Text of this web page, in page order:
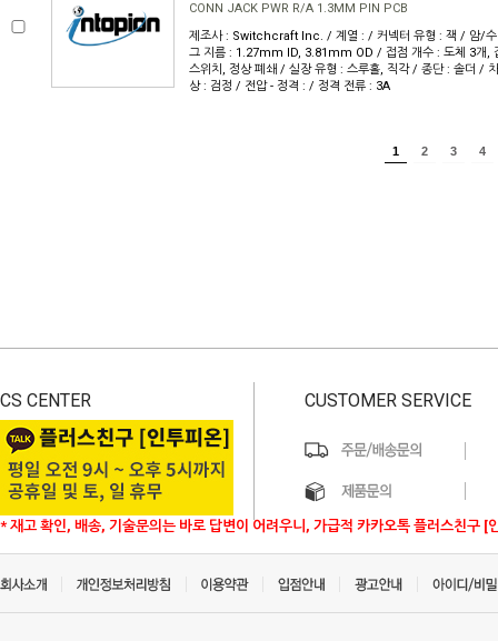
CONN JACK PWR R/A 1.3MM PIN PCB
제조사 : Switchcraft Inc. / 계열 : / 커넥터 유형 : 잭 / 암/수
그 지름 : 1.27mm ID, 3.81mm OD / 접점 개수 : 도체 3개,
스위치, 정상 폐쇄 / 실장 유형 : 스루홀, 직각 / 종단 : 솔더 /
상 : 검정 / 전압 - 정격 : / 정격 전류 : 3A
1 2 3 4
CS CENTER
* 재고 확인, 배송, 기술문의는 바로 답변이 어려우니, 가급적 카카오톡 플러스친구 [
CUSTOMER SERVICE